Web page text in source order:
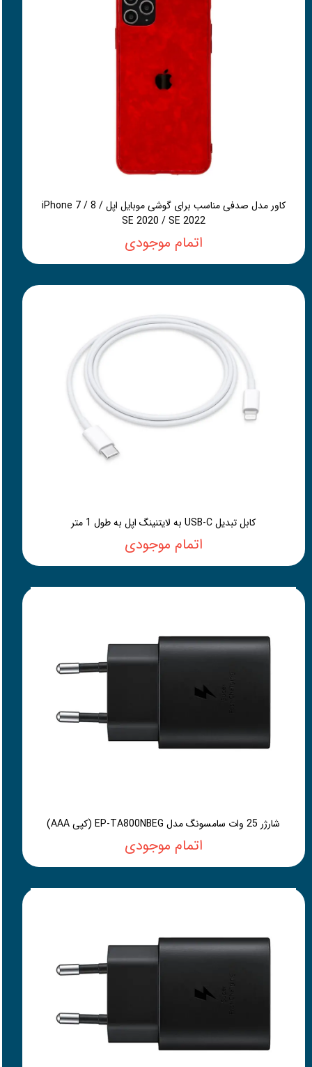
کاور مدل صدفی مناسب برای گوشی موبایل اپل iPhone 7 / 8 /
SE 2020 / SE 2022
اتمام موجودی
کابل تبدیل USB-C به لایتنینگ اپل به طول 1 متر
اتمام موجودی
شارژر 25 وات سامسونگ مدل EP-TA800NBEG (کپی AAA)
اتمام موجودی